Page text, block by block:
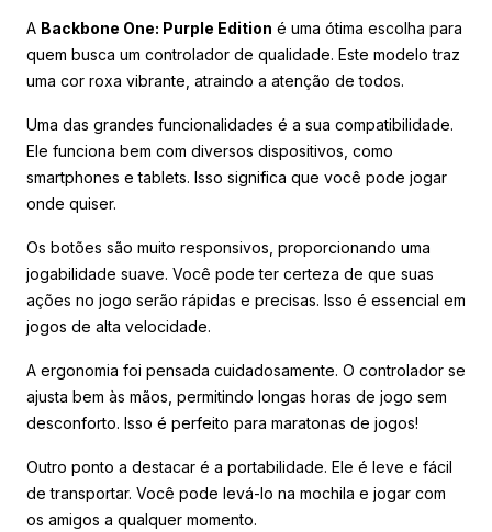
A Backbone One: Purple Edition é uma ótima escolha para
quem busca um controlador de qualidade. Este modelo traz
uma cor roxa vibrante, atraindo a atenção de todos.
Uma das grandes funcionalidades é a sua compatibilidade.
Ele funciona bem com diversos dispositivos, como
smartphones e tablets. Isso significa que você pode jogar
onde quiser.
Os botões são muito responsivos, proporcionando uma
jogabilidade suave. Você pode ter certeza de que suas
ações no jogo serão rápidas e precisas. Isso é essencial em
jogos de alta velocidade.
A ergonomia foi pensada cuidadosamente. O controlador se
ajusta bem às mãos, permitindo longas horas de jogo sem
desconforto. Isso é perfeito para maratonas de jogos!
Outro ponto a destacar é a portabilidade. Ele é leve e fácil
de transportar. Você pode levá-lo na mochila e jogar com
os amigos a qualquer momento.